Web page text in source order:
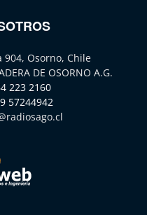
904, Osorno, Chile
DE OSORNO A.G.
223 2160
57244942